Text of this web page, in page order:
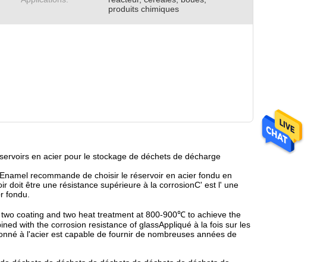
produits chimiques
en acier pour le stockage de déchets de décharge
recommande de choisir le réservoir en acier fondu en
doit être une résistance supérieure à la corrosionC' est l' une
fondu.
coating and two heat treatment at 800-900℃ to achieve the
with the corrosion resistance of glassAppliqué à la fois sur les
à l'acier est capable de fournir de nombreuses années de